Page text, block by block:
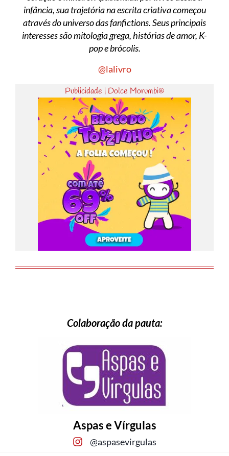
infância, sua trajetória na escrita criativa começou
através do universo das fanfictions. Seus principais
interesses são mitologia grega, histórias de amor, K-
pop e brócolis.
@lalivro
Publicidade | Dolce Morumbi®
Colaboração da pauta:
Aspas e Vírgulas
@aspasevirgulas